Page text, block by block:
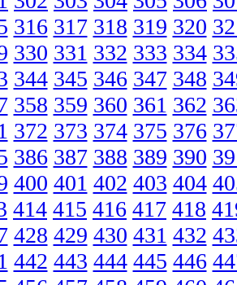
316 317 318 319 320
330 331 332 333 334
344 345 346 347 348
358 359 360 361 362
372 373 374 375 376
386 387 388 389 390
400 401 402 403 404
414 415 416 417 418
428 429 430 431 432
442 443 444 445 446